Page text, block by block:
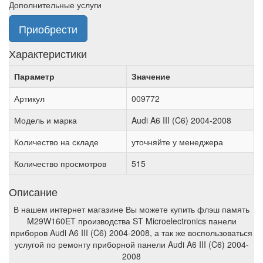
Дополнительные услуги
Приобрести
Характеристики
Параметр
Значение
Артикул
009772
Модель и марка
Audi A6 III (C6) 2004-2008
Количество на складе
уточняйте у менеджера
Количество просмотров
515
Описание
В нашем интернет магазине Вы можете купить флэш память
M29W160ET производства ST Microelectronics панели
приборов Audi A6 III (C6) 2004-2008, а так же воспользоваться
услугой по ремонту приборной панели Audi A6 III (C6) 2004-
2008